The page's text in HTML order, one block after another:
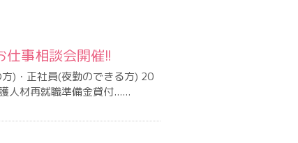
事相談会開催!!
)・正社員(夜勤のできる方) 20
人材再就職準備金貸付......